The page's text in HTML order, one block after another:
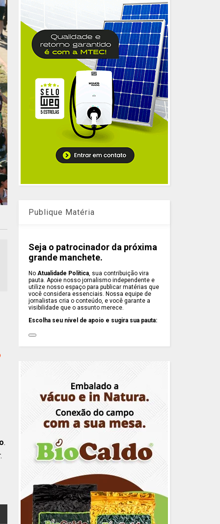
.
Publique Matéria
Seja o patrocinador da próxima
grande manchete.
NoAtualidade Política, sua contribuição vira
pauta. Apoie nosso jornalismo independente e
utilize nosso espaço para publicar matérias que
você considera essenciais. Nossa equipe de
jornalistas cria o conteúdo, e você garante a
visibilidade que o assunto merece.
Escolha seu nível de apoio e sugira sua pauta: